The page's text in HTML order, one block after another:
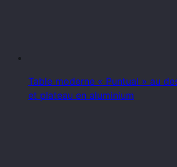
Table moderne « Puntual » au
et plateau en aluminium